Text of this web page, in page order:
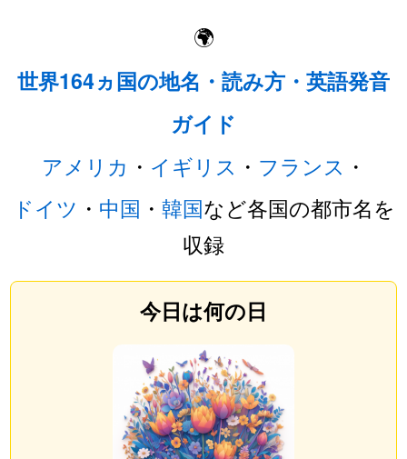
🌍
世界164ヵ国の地名・読み方・英語発音
ガイド
アメリカ ・ イギリス ・ フランス ・
ドイツ ・ 中国 ・ 韓国など各国の都市名を
収録
今日は何の日